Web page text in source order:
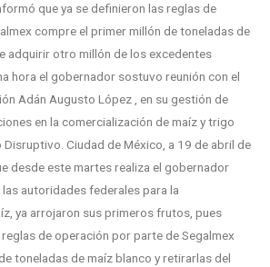
que ya se definieron las reglas de
compre el primer millón de toneladas de
adquirir otro millón de los excedentes
hora el gobernador sostuvo reunión con el
Adán Augusto López , en su gestión de
en la comercialización de maíz y trigo
Disruptivo. Ciudad de México, a 19 de abril de
desde este martes realiza el gobernador
las autoridades federales para la
ya arrojaron sus primeros frutos, pues
de operación por parte de Segalmex
toneladas de maíz blanco y retirarlas del